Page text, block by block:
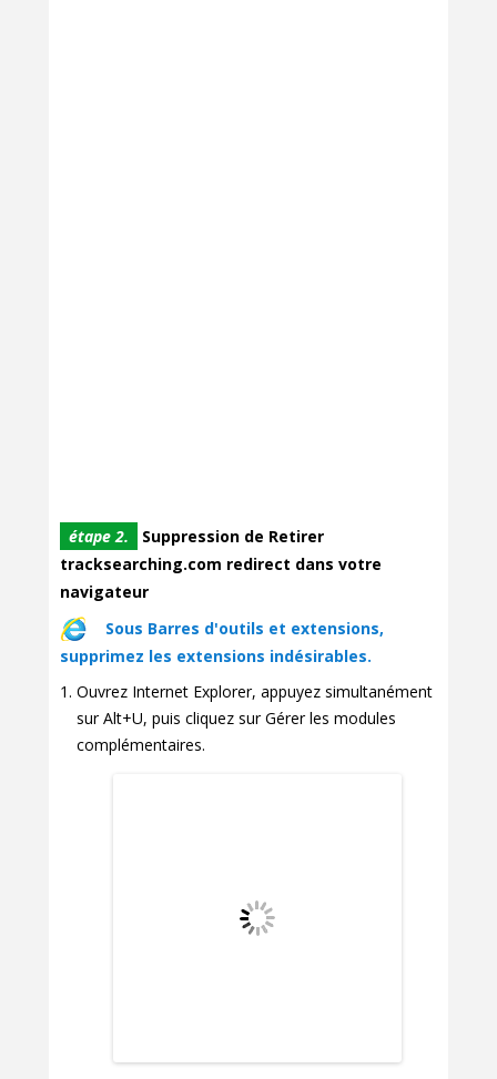
étape 2.
Suppression de Retirer
tracksearching.com redirect dans votre
navigateur
Sous Barres d'outils et extensions,
supprimez les extensions indésirables.
Ouvrez Internet Explorer, appuyez simultanément
sur Alt+U, puis cliquez sur Gérer les modules
complémentaires.